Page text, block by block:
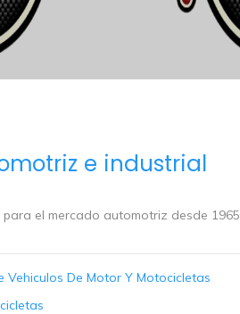
e industrial
el mercado automotriz desde 1965
Vehiculos De Motor Y Motocicletas